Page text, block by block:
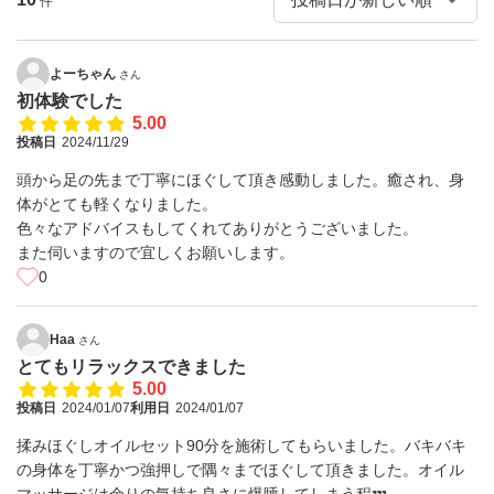
よーちゃん さん
初体験でした
5.00
投稿日 2024/11/29
頭から足の先まで丁寧にほぐして頂き感動しました。癒され、身
体がとても軽くなりました。
色々なアドバイスもしてくれてありがとうございました。
また伺いますので宜しくお願いします。
0
Haa さん
とてもリラックスできました
5.00
投稿日 2024/01/07利用日 2024/01/07
揉みほぐしオイルセット90分を施術してもらいました。バキバキ
の身体を丁寧かつ強押しで隅々までほぐして頂きました。オイル